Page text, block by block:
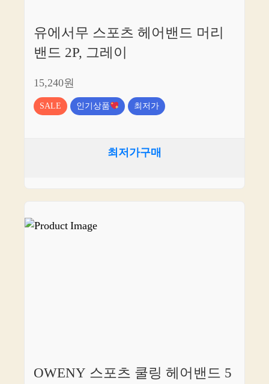
유에서무 스포츠 헤어밴드 머리
밴드 2P, 그레이
15,240원
SALE 인기상품 최저가
최저가구매
OWENY 스포츠 쿨링 헤어밴드 5